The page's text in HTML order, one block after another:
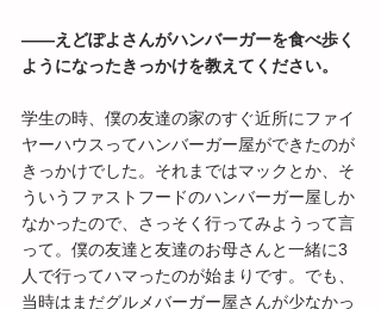
――えどぽよさんがハンバーガーを食べ歩く
ようになったきっかけを教えてください。
学生の時、僕の友達の家のすぐ近所にファイ
ヤーハウスってハンバーガー屋ができたのが
きっかけでした。それまではマックとか、そ
ういうファストフードのハンバーガー屋しか
なかったので、さっそく行ってみようって言
って。僕の友達と友達のお母さんと一緒に3
人で行ってハマったのが始まりです。でも、
当時はまだグルメバーガー屋さんが少なかっ